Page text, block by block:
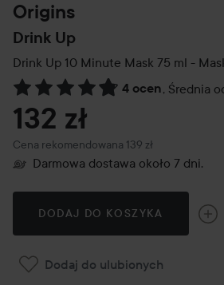
Origins
Drink Up
Drink Up 10 Minute Mask 75 ml -
4 ocen, Średnia
Przejdź do Recenzje i komentarze
132 zł
Cena rekomendowana 139 zł
Zalecana cena 139 zł
Darmowa dostawa około 7 dni.
DODAJ DO KOSZYKA
Dodaj do ulubionych